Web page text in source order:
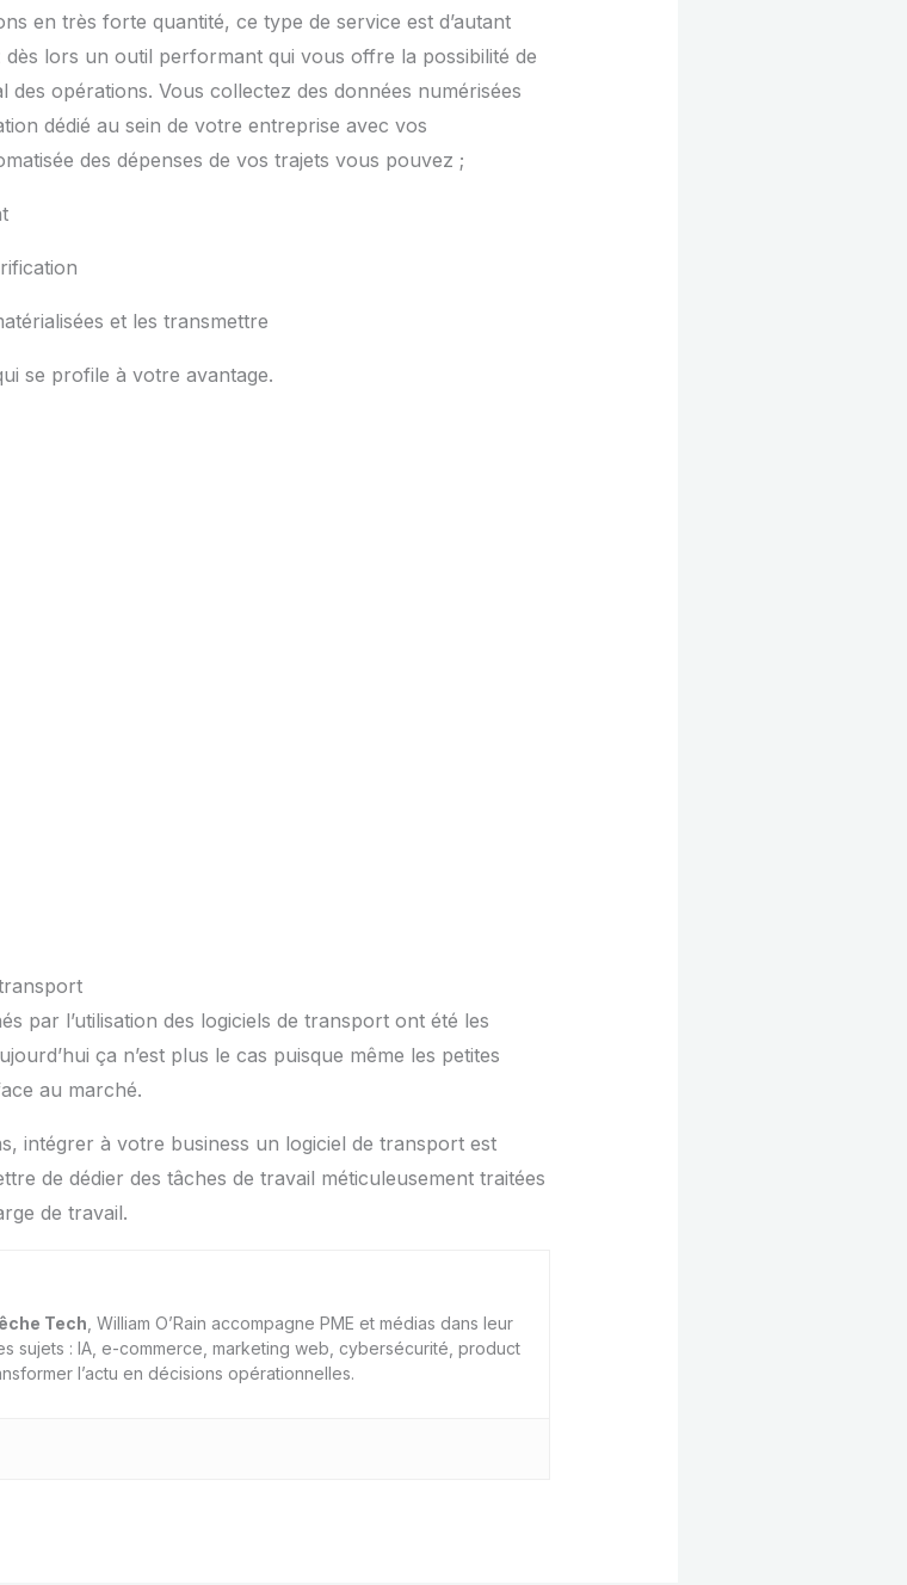
en très forte quantité, ce type de service est d’autant
lors un outil performant qui vous offre la possibilité de
opérations. Vous collectez des données numérisées
dédié au sein de votre entreprise avec vos
des dépenses de vos trajets vous pouvez ;
et les transmettre
se profile à votre avantage.
par l’utilisation des logiciels de transport ont été les
ça n’est plus le cas puisque même les petites
au marché.
intégrer à votre business un logiciel de transport est
de dédier des tâches de travail méticuleusement traitées
de travail.
Tech , William O’Rain accompagne PME et médias dans leur
sujets : IA, e-commerce, marketing web, cybersécurité, product
l’actu en décisions opérationnelles.